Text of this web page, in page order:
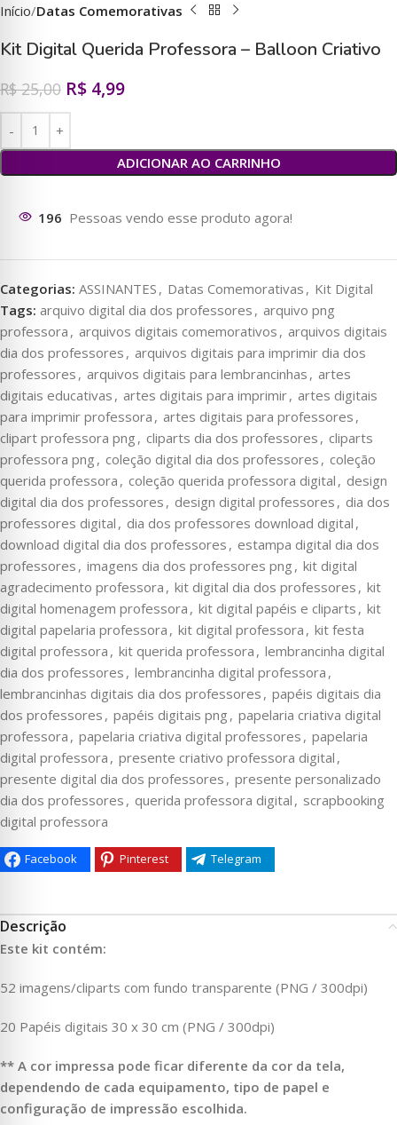
Início Datas Comemorativas
Kit Digital Querida Professora – Balloon Criativo
R$25,00 R$ 4,99
ADICIONAR AO CARRINHO
196 Pessoas vendo esse produto agora!
Categorias: ASSINANTES , Datas Comemorativas , Kit Digital
Tags: arquivo digital dia dos professores , arquivo png
professora , arquivos digitais comemorativos , arquivos digitais
dia dos professores , arquivos digitais para imprimir dia dos
professores , arquivos digitais para lembrancinhas , artes
digitais educativas , artes digitais para imprimir, artes digitais
para imprimir professora , artes digitais para professores ,
clipart professora png , cliparts dia dos professores , cliparts
professora png , coleção digital dia dos professores , coleção
querida professora , coleção querida professora digital , design
digital dia dos professores , design digital professores , dia dos
professores digital , dia dos professores download digital ,
download digital dia dos professores , estampa digital dia dos
professores , imagens dia dos professores png , kit digital
agradecimento professora , kit digital dia dos professores , kit
digital homenagem professora , kit digital papéis e cliparts , kit
digital papelaria professora , kit digital professora , kit festa
digital professora , kit querida professora , lembrancinha digital
dia dos professores , lembrancinha digital professora ,
lembrancinhas digitais dia dos professores , papéis digitais dia
dos professores , papéis digitais png , papelaria criativa digital
professora , papelaria criativa digital professores , papelaria
digital professora , presente criativo professora digital ,
presente digital dia dos professores , presente personalizado
dia dos professores , querida professora digital , scrapbooking
digital professora
Facebook Pinterest Telegram
Descrição
Este kit contém:
52 imagens/cliparts com fundo transparente (PNG / 300dpi)
20 Papéis digitais 30 x 30 cm (PNG / 300dpi)
** A cor impressa pode ficar diferente da cor da tela,
dependendo de cada equipamento, tipo de papel e
configuração de impressão escolhida.